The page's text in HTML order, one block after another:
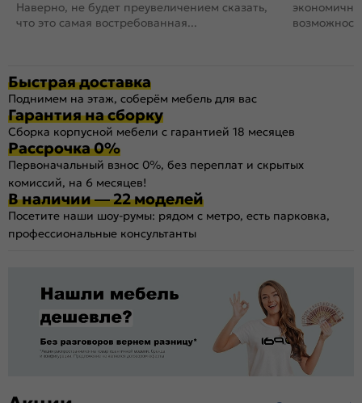
Наверно, не будет преувеличением сказать,
что это самая востребованная...
Быстрая доставка
Поднимем на этаж, соберём мебель для вас
Гарантия на сборку
Сборка корпусной мебели с гарантией 18 месяцев
Рассрочка 0%
Первоначальный взнос 0%, без переплат и скрытых
комиссий, на 6 месяцев!
В наличии — 22 моделей
Посетите наши шоу-румы: рядом с метро, есть парковка,
профессиональные консультанты